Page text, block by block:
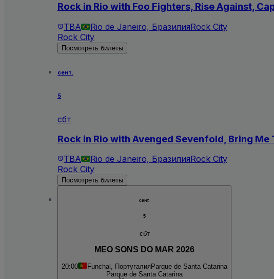
Rock in Rio with Foo Fighters, Rise Against,
TBA Rio de Janeiro, БразилияRock City
Rock City
Посмотреть билеты
сент.
5
сбт
Rock in Rio with Avenged Sevenfold, Bring
TBA Rio de Janeiro, БразилияRock City
Rock City
Посмотреть билеты
сент.
5
сбт
MEO SONS DO MAR 2026
20:00 Funchal, Португалия Parque de Santa Catarina
Parque de Santa Catarina